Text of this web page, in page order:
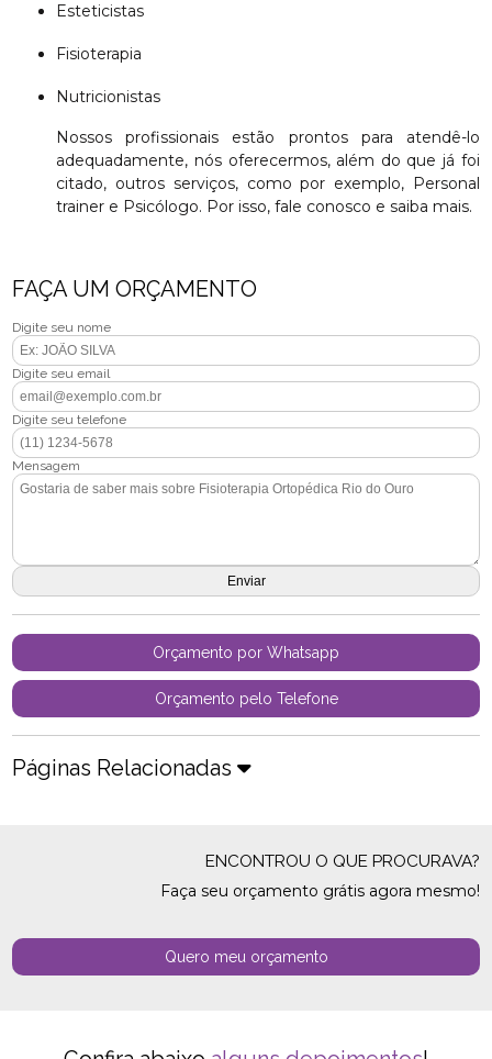
Esteticistas
Fisioterapia
Nutricionistas
Nossos profissionais estão prontos para atendê-lo
adequadamente, nós oferecermos, além do que já foi
citado, outros serviços, como por exemplo, Personal
trainer e Psicólogo. Por isso, fale conosco e saiba mais.
FAÇA UM ORÇAMENTO
Digite seu nome
Digite seu email
Digite seu telefone
Mensagem
Orçamento por Whatsapp
Orçamento pelo Telefone
Páginas Relacionadas
ENCONTROU O QUE PROCURAVA?
Faça seu orçamento grátis agora mesmo!
Quero meu orçamento